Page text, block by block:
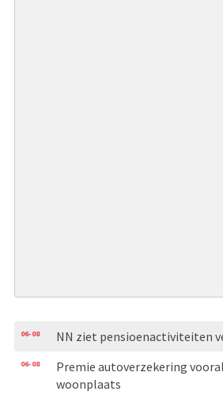
06-08 NN ziet pensioenactiviteiten
06-08
Premie autoverzekering
woonplaats